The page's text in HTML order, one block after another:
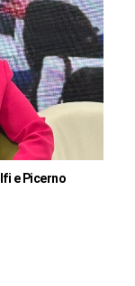
e Picerno